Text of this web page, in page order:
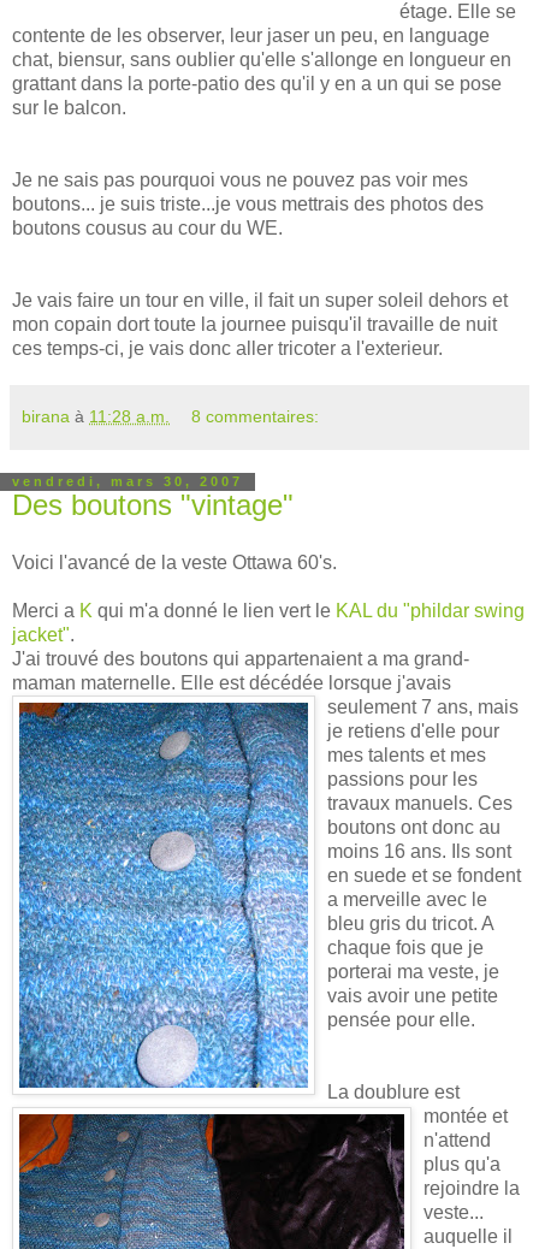
étage. Elle se
contente de les observer, leur jaser un peu, en language
chat, biensur, sans oublier qu'elle s'allonge en longueur en
grattant dans la porte-patio des qu'il y en a un qui se pose
sur le balcon.
Je ne sais pas pourquoi vous ne pouvez pas voir mes
boutons... je suis triste...je vous mettrais des photos des
boutons cousus au cour du WE.
Je vais faire un tour en ville, il fait un super soleil dehors et
mon copain dort toute la journee puisqu'il travaille de nuit
ces temps-ci, je vais donc aller tricoter a l'exterieur.
birana à 11:28 a.m. 8 commentaires:
vendredi, mars 30, 2007
Des boutons "vintage"
Voici l'avancé de la veste Ottawa 60's.
Merci a K qui m'a donné le lien vert le KAL du "phildar swing
jacket".
J'ai trouvé des boutons qui appartenaient a ma grand-
maman maternelle. Elle est décédée lorsque j'avais
seulement 7 ans, mais
je retiens d'elle pour
mes talents et mes
passions pour les
travaux manuels. Ces
boutons ont donc au
moins 16 ans. Ils sont
en suede et se fondent
a merveille avec le
bleu gris du tricot. A
chaque fois que je
porterai ma veste, je
vais avoir une petite
pensée pour elle.
La doublure est
montée et
n'attend
plus qu'a
rejoindre la
veste...
auquelle il